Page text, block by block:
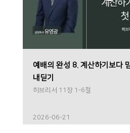
예배의 완성 8. 계산하기보다
내딛기
히브리서 11장 1-6절
2026-06-21